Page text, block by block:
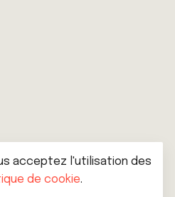
acceptez l'utilisation des
de cookie.